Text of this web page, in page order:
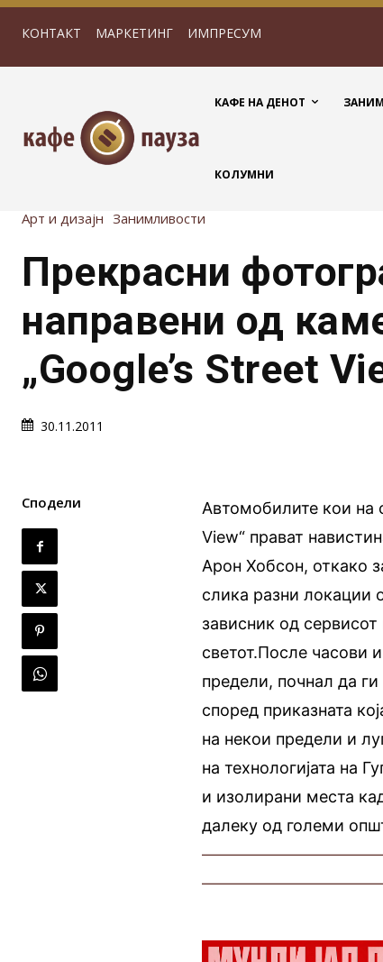
КОНТАКТ МАРКЕТИНГ ИМПРЕСУМ
КАФЕ НА ДЕНОТ
КОЛУМНИ
Арт и дизајн Занимливости
Прекрасни
направени од
„Google’s Street
30.11.2011
Сподели
Автомобилите кои на
View“ прават
Арон Хобсон, откако
слика разни локации
зависник од
светот.После часови
предели, почнал да
според приказната
на некои предели и
на технологијата на
и изолирани места
далеку од големи